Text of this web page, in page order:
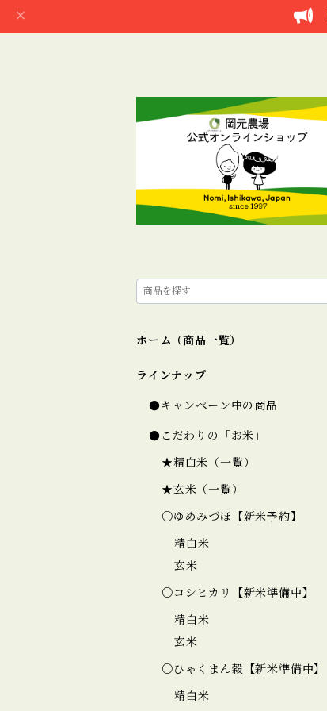
ホーム（商品一覧）
ラインナップ
●キャンペーン中の商品
●こだわりの「お米」
★精白米（一覧）
★玄米（一覧）
○ゆめみづほ【新米予約】
精白米
玄米
○コシヒカリ【新米準備中】
精白米
玄米
○ひゃくまん穀【新米準備中】
精白米